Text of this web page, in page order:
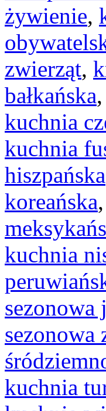
żywienie,
zwierząt,
bałkańska,
kuchnia
kuchnia
hiszpańska
koreańska,
kuchnia
sezonowa
sezonowa
kuchnia